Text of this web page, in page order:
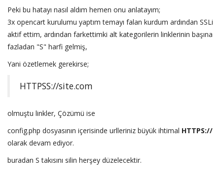
Peki bu hatayı nasıl aldım hemen onu anlatayım;
3x opencart kurulumu yaptım temayı falan kurdum ardından SSLi
aktif ettim, ardından farkettimki alt kategorilerin linklerinin başına
fazladan "S" harfi gelmiş,
Yani özetlemek gerekirse;
HTTPSS://site.com
olmuştu linkler, Çözümü ise
config.php dosyasının içerisinde urlleriniz büyük ihtimal HTTPS://
olarak devam ediyor.
buradan S takısını silin herşey düzelecektir.